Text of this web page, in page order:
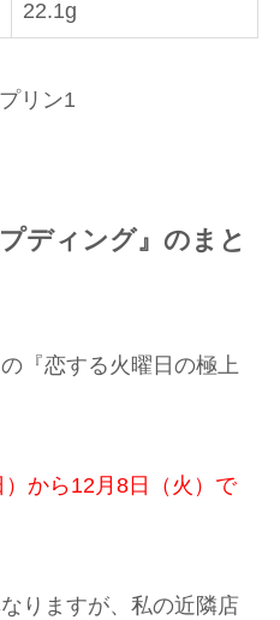
22.1g
ディング』のまと
『恋する火曜日の極上
から12月8日（火）で
りますが、私の近隣店